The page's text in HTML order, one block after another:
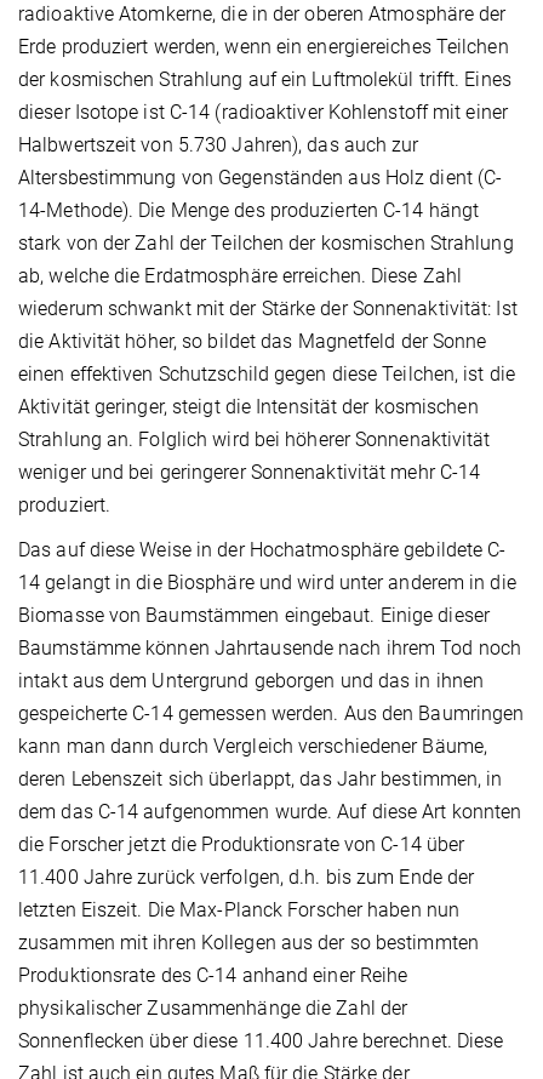
radioaktive Atomkerne, die in der oberen Atmosphäre der
Erde produziert werden, wenn ein energiereiches Teilchen
der kosmischen Strahlung auf ein Luftmolekül trifft. Eines
dieser Isotope ist C-14 (radioaktiver Kohlenstoff mit einer
Halbwertszeit von 5.730 Jahren), das auch zur
Altersbestimmung von Gegenständen aus Holz dient (C-
14-Methode). Die Menge des produzierten C-14 hängt
stark von der Zahl der Teilchen der kosmischen Strahlung
ab, welche die Erdatmosphäre erreichen. Diese Zahl
wiederum schwankt mit der Stärke der Sonnenaktivität: Ist
die Aktivität höher, so bildet das Magnetfeld der Sonne
einen effektiven Schutzschild gegen diese Teilchen, ist die
Aktivität geringer, steigt die Intensität der kosmischen
Strahlung an. Folglich wird bei höherer Sonnenaktivität
weniger und bei geringerer Sonnenaktivität mehr C-14
produziert.
Das auf diese Weise in der Hochatmosphäre gebildete C-
14 gelangt in die Biosphäre und wird unter anderem in die
Biomasse von Baumstämmen eingebaut. Einige dieser
Baumstämme können Jahrtausende nach ihrem Tod noch
intakt aus dem Untergrund geborgen und das in ihnen
gespeicherte C-14 gemessen werden. Aus den Baumringen
kann man dann durch Vergleich verschiedener Bäume,
deren Lebenszeit sich überlappt, das Jahr bestimmen, in
dem das C-14 aufgenommen wurde. Auf diese Art konnten
die Forscher jetzt die Produktionsrate von C-14 über
11.400 Jahre zurück verfolgen, d.h. bis zum Ende der
letzten Eiszeit. Die Max-Planck Forscher haben nun
zusammen mit ihren Kollegen aus der so bestimmten
Produktionsrate des C-14 anhand einer Reihe
physikalischer Zusammenhänge die Zahl der
Sonnenflecken über diese 11.400 Jahre berechnet. Diese
Zahl ist auch ein gutes Maß für die Stärke der